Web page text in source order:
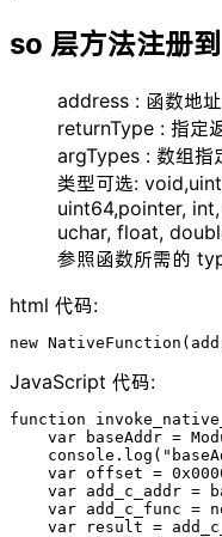
so 层方法注册
address : 函数地址
returnType : 指定
argTypes : 数组指
类型可选:
uint64,pointer,
uchar, float,
参照函数所需的
html 代码:
new
JavaScript 代码:
function
var baseAddr =
var offset =
var add_c_addr =
var add_c_func =
var result =